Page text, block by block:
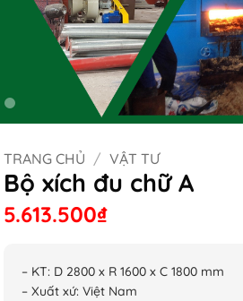
TRANG CHỦ / VẬT TƯ
Bộ xích đu chữ A
5.613.500₫
– KT: D 2800 x R 1600 x C 1800 mm
– Xuất xứ: Việt Nam